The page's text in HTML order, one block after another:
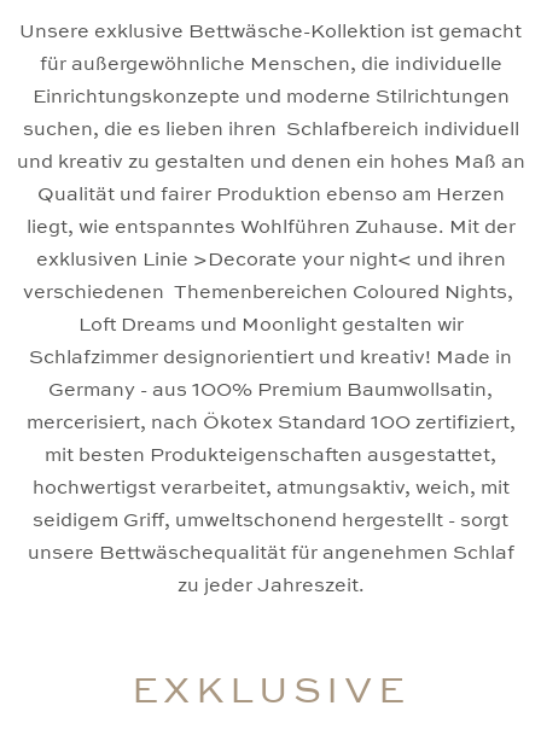
Unsere exklusive Bettwäsche-Kollektion ist gemacht
für außergewöhnliche Menschen, die individuelle
Einrichtungskonzepte und moderne Stilrichtungen
suchen, die es lieben ihren Schlafbereich individuell
und kreativ zu gestalten und denen ein hohes Maß an
Qualität und fairer Produktion ebenso am Herzen
liegt, wie entspanntes Wohlführen Zuhause. Mit der
exklusiven Linie >Decorate your night< und ihren
verschiedenen Themenbereichen Coloured Nights,
Loft Dreams und Moonlight gestalten wir
Schlafzimmer designorientiert und kreativ! Made in
Germany - aus 100% Premium Baumwollsatin,
mercerisiert, nach Ökotex Standard 100 zertifiziert,
mit besten Produkteigenschaften ausgestattet,
hochwertigst verarbeitet, atmungsaktiv, weich, mit
seidigem Griff, umweltschonend hergestellt - sorgt
unsere Bettwäschequalität für angenehmen Schlaf
zu jeder Jahreszeit.
EXKLUSIVE